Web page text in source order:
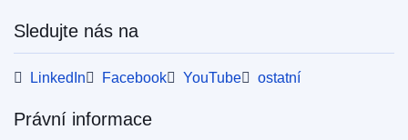
Sledujte nás na
LinkedIn Facebook YouTube ostatní
Právní informace